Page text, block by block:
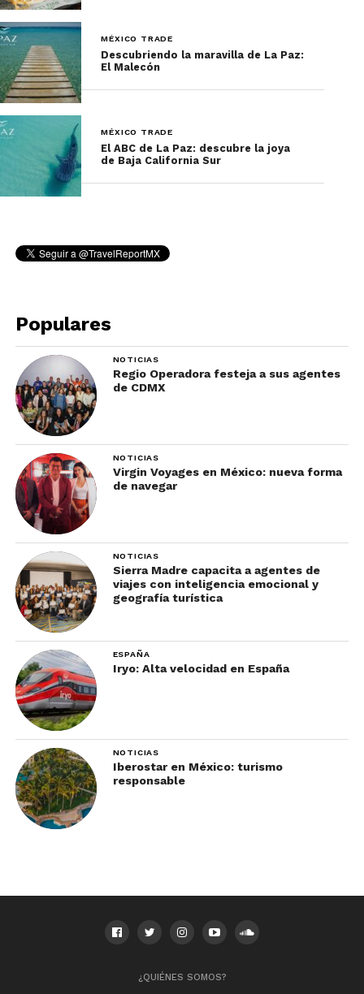
MÉXICO TRADE
Descubriendo la maravilla de La Paz:
El Malecón
MÉXICO TRADE
El ABC de La Paz: descubre la joya
de Baja California Sur
Populares
NOTICIAS
Regio Operadora festeja a sus agentes
de CDMX
NOTICIAS
Virgin Voyages en México: nueva forma
de navegar
NOTICIAS
Sierra Madre capacita a agentes de
viajes con inteligencia emocional y
geografía turística
ESPAÑA
Iryo: Alta velocidad en España
NOTICIAS
Iberostar en México: turismo
responsable
¿QUIÉNES SOMOS?